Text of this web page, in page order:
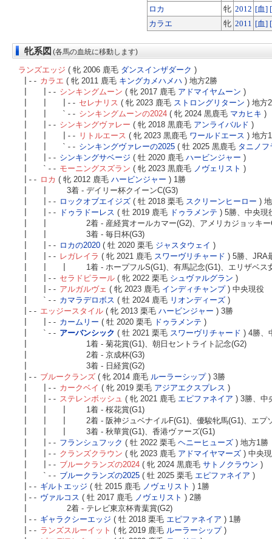
ロカ
牝 2012 [血]
カラエ
牝 2011 [血]
牝系図 (各馬の血統に移動します)
ランズエッジ ( 牝 2006 鹿毛 ダンスインザダーク )
|-- カラエ ( 牝 2011 鹿毛 キングカメハメハ ) 地方2勝
| |-- シンキングムーン ( 牝 2017 鹿毛 アドマイヤムーン )
| | |-- セレナリス ( 牝 2023 鹿毛 ストロングリターン ) 地方
| | `-- シンキングムーンの2024 ( 牝 2024 黒鹿毛 マカヒキ )
| |-- シンキングヴァレー ( 牝 2018 黒鹿毛 アンライバルド )
| | |-- リトルエース ( 牝 2023 黒鹿毛 ワールドエース ) 地方
| | `-- シンキングヴァレーの2025 ( 牡 2025 黒鹿毛 タニノフ
| |-- シンキングサベージ ( 牡 2020 鹿毛 ハービンジャー )
| `-- モーニングスズラン ( 牝 2023 黒鹿毛 ノヴェリスト )
|-- ロカ ( 牝 2012 鹿毛 ハービンジャー ) 1勝
3着 - デイリー杯クイーンC(G3)
| |-- ロックオブエイジズ ( 牡 2018 栗毛 スクリーンヒーロー )
| |--
ドゥラドーレス ( 牡 2019 鹿毛 ドゥラメンテ ) 5勝、中央現
2着 - 産経賞オールカマー(G2)、アメリカジョッキ
3着 - 毎日杯(G3)
| |-- ロカの2020 ( 牡 2020 栗毛 ジャスタウェイ )
| |-- レガレイラ ( 牝 2021 鹿毛 スワーヴリチャード ) 5勝、JRA
1着 - ホープフルS(G1)、有馬記念(G1)、エリザベ
| |-- セラドピラール ( 牝 2022 栗毛 シュヴァルグラン )
| |-- アルガルヴェ ( 牝 2023 鹿毛 インディチャンプ) 中央現役
| `-- カマラデロボス ( 牡 2024 鹿毛 リオンディーズ )
|-- エッジースタイル ( 牝 2013 栗毛 ハービンジャー ) 3勝
| |-- カームリー ( 牡 2020 栗毛 ドゥラメンテ )
| `-- アーバンシック ( 牡 2021 栗毛 スワーヴリチャード ) 4勝、
1着 - 菊花賞(G1)、朝日セントライト記念(G2)
2着 - 京成杯(G3)
3着 - 日経賞(G2)
|-- ブルークランズ ( 牝 2014 鹿毛 ルーラーシップ) 3勝
| |-- カークベイ ( 牝 2019 栗毛 アジアエクスプレス )
| |-- ステレンボッシュ ( 牝 2021 鹿毛 エピファネイア ) 3勝、中
1着 - 桜花賞(G1)
2着 - 阪神ジュベナイルF(G1)、優駿牝馬(G1)、エプ
3着 - 秋華賞(G1)、香港ヴァーズ(G1)
| |-- フランシュフック ( 牡 2022 栗毛 ヘニーヒューズ ) 地方1勝
| |-- クランズクラウン ( 牝 2023 鹿毛 アドマイヤマーズ ) 中央
| |-- ブルークランズの2024 ( 牝 2024 黒鹿毛 サトノクラウン )
| `-- ブルークランズの2025 ( 牡 2025 栗毛 エピファネイア )
|-- ギルトエッジ ( 牡 2015 鹿毛 ノヴェリスト ) 1勝
|-- ヴァルコス ( 牡 2017 鹿毛 ノヴェリスト ) 2勝
2着 - テレビ東京杯青葉賞(G2)
|-- ギャラクシーエッジ ( 牡 2018 栗毛 エピファネイア ) 1勝
|-- ランズスルーイット ( 牝 2019 鹿毛 ルーラーシップ)